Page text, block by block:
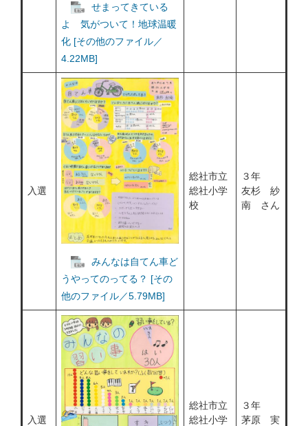
せまってきている
よ 気がついて！地球温暖
化 [その他のファイル／
4.22MB]
入選
みんなは自てん車ど
うやってのってる？ [その
他のファイル／5.79MB]
総社市立
総社小学
校
３年
友杉 紗
南 さん
入選
総社市立
総社小学
３年
茅原 実